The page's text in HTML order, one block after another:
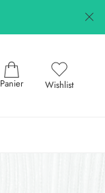
Panier Wishlist